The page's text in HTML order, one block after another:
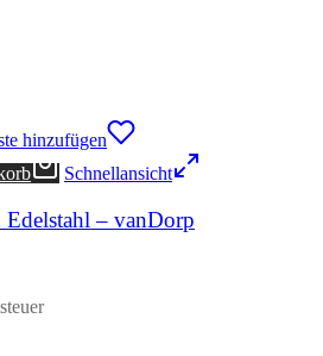
hinzufügen
Schnellansicht
– vanDorp